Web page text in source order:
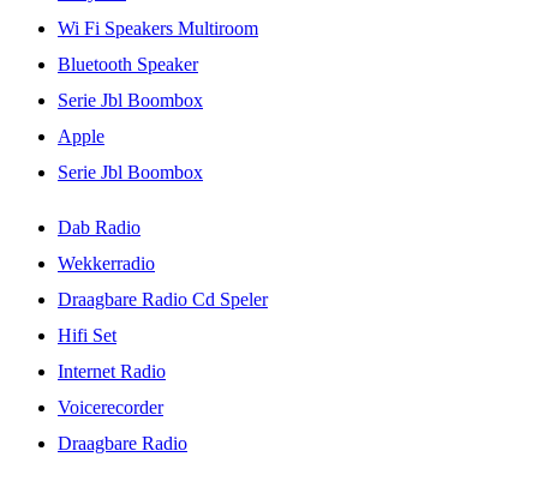
Wi Fi Speakers Multiroom
Bluetooth Speaker
Serie Jbl Boombox
Apple
Serie Jbl Boombox
Dab Radio
Wekkerradio
Draagbare Radio Cd Speler
Hifi Set
Internet Radio
Voicerecorder
Draagbare Radio